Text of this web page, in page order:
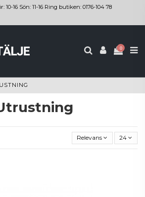
10-16 Sön: 11-16 Ring butiken: 0176-104 78
0
Relevans 24